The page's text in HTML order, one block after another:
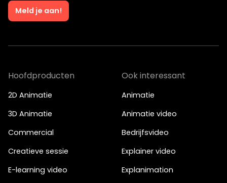
Meld je aan!
Hoofdproducten
2D Animatie
3D Animatie
Commercial
Creatieve sessie
E-learning video
Ook interessant
Animatie
Animatie video
Bedrijfsvideo
Explainer video
Explanimation